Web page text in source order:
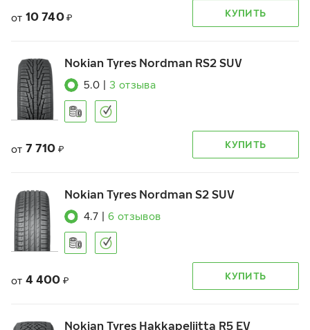
от 10 740 ₽ КУПИТЬ
Nokian Tyres Nordman RS2 SUV
5.0 3 отзыва
от 7 710 ₽ КУПИТЬ
Nokian Tyres Nordman S2 SUV
4.7 6 отзывов
от 4 400 ₽ КУПИТЬ
Nokian Tyres Hakkapeliitta R5 EV